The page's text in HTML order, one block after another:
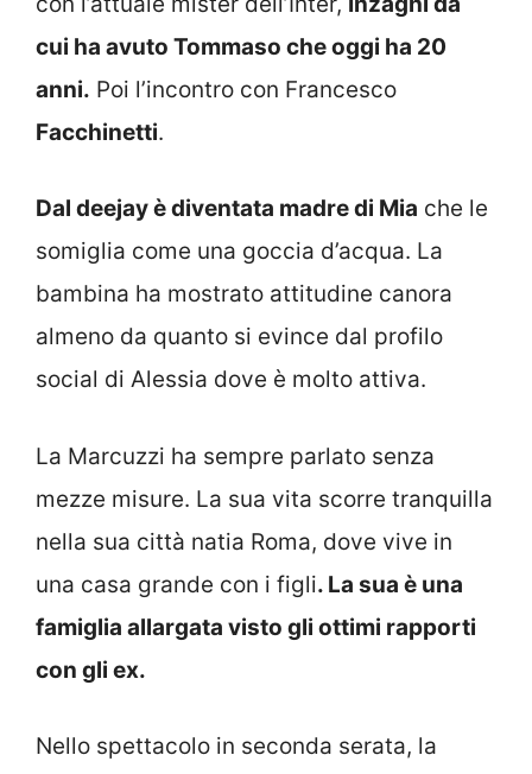
cui ha avuto Tommaso che oggi ha 20
anni. Poi l’incontro con Francesco
Facchinetti.
Dal deejay è diventata madre di Mia che le
somiglia come una goccia d’acqua. La
bambina ha mostrato attitudine canora
almeno da quanto si evince dal profilo
social di Alessia dove è molto attiva.
La Marcuzzi ha sempre parlato senza
mezze misure. La sua vita scorre tranquilla
nella sua città natia Roma, dove vive in
una casa grande con i figli. La sua è una
famiglia allargata visto gli ottimi rapporti
con gli ex.
Nello spettacolo in seconda serata, la